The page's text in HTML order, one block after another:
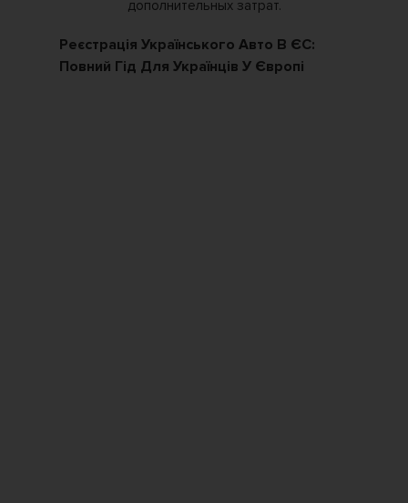
Реєстрація Українського Авто В ЄС:
Повний Гід Для Українців У Європі